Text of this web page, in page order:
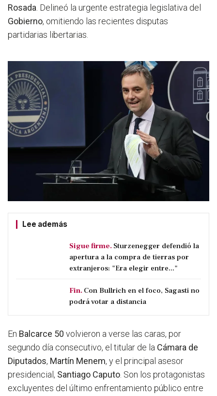
Rosada . Delineó la urgente estrategia legislativa del
Gobierno, omitiendo las recientes disputas
partidarias libertarias.
Lee además
Sigue firme. Sturzenegger defendió la
apertura a la compra de tierras por
extranjeros: "Era elegir entre..."
Fin. Con Bullrich en el foco, Sagasti no
podrá votar a distancia
En Balcarce 50 volvieron a verse las caras, por
segundo día consecutivo, el titular de la Cámara de
Diputados, Martín Menem, y el principal asesor
presidencial, Santiago Caputo. Son los protagonistas
excluyentes del último enfrentamiento público entre